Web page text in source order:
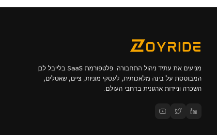
מניעים את עתיד ניהול התחבורה. פלטפורמת SaaS בלייבל לבן
המבוססת על בינה מלאכותית, לעסקי מוניות, ציים, שאטלים,
השכרה וניידות ארגונית ברחבי העולם.